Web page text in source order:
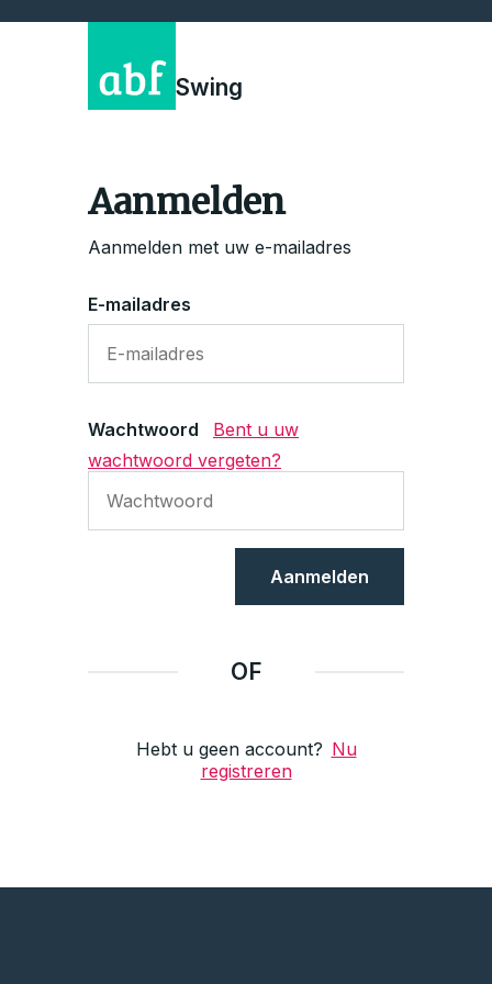
Swing
Aanmelden
Aanmelden met uw e-mailadres
E-mailadres
Wachtwoord
Bent u uw
wachtwoord vergeten?
Aanmelden
OF
Hebt u geen account? Nu
registreren